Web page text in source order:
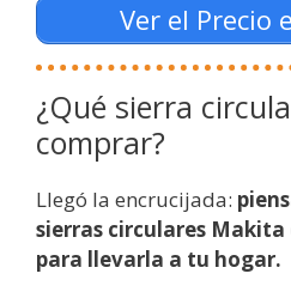
Ver el Precio
¿Qué sierra
comprar?
Llegó la encrucijada:
sierras circulares Makita
para llevarla a tu hogar.